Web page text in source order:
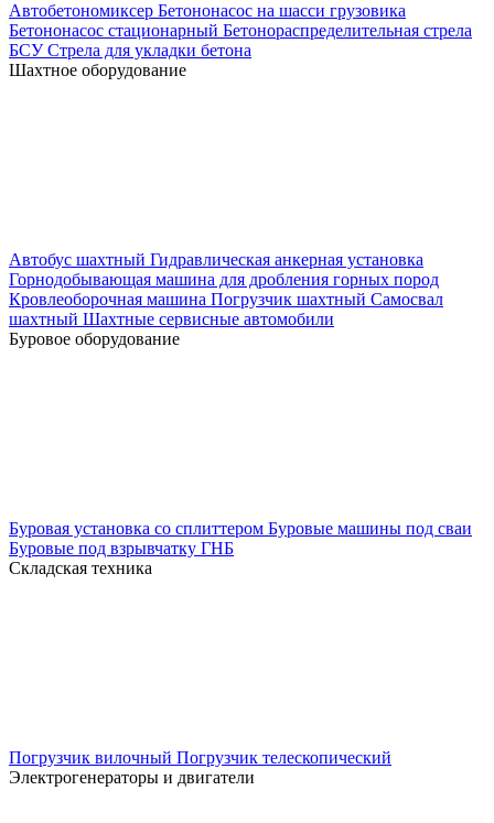
Автобетономиксер Бетононасос на шасси грузовика
Бетононасос стационарный Бетонораспределительная стрела
БСУСтрела для укладки бетона
Шахтное оборудование
Автобус шахтный Гидравлическая анкерная установка
Горнодобывающая машина для дробления горных пород
Кровлеоборочная машина Погрузчик шахтный Самосвал
шахтный Шахтные сервисные автомобили
Буровое оборудование
Буровая установка со сплиттером Буровые машины под сваи
Буровые под взрывчатку ГНБ
Складская техника
Погрузчик вилочный Погрузчик телескопический
Электрогенераторы и двигатели